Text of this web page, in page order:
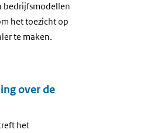
bedrijfsmodellen
het toezicht op
te maken.
over de
het